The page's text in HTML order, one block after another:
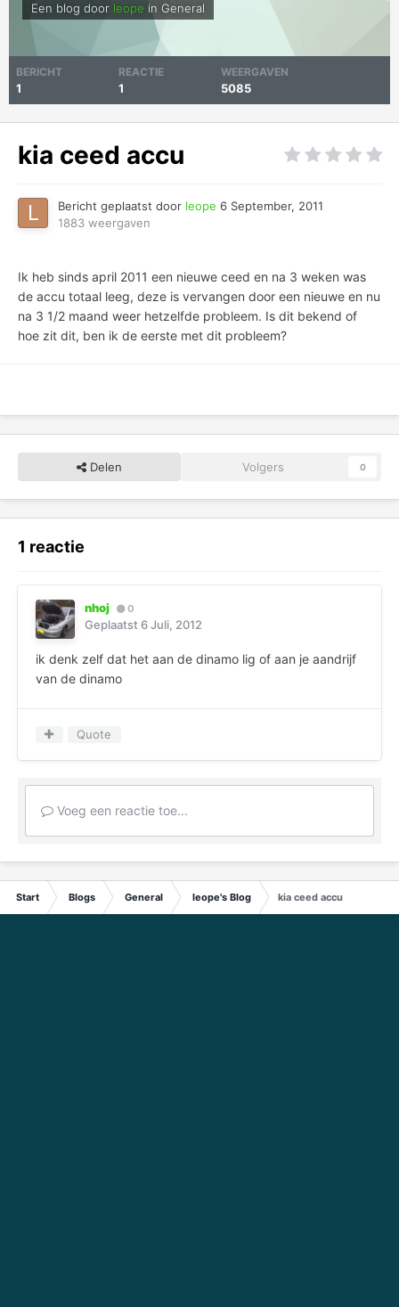
Een blog door leope in General
BERICHT
1
REACTIE
1
WEERGAVEN
5085
kia ceed accu
Bericht geplaatst door leope 6 September, 2011
1883 weergaven
Ik heb sinds april 2011 een nieuwe ceed en na 3 weken was
de accu totaal leeg, deze is vervangen door een nieuwe en nu
na 3 1/2 maand weer hetzelfde probleem. Is dit bekend of
hoe zit dit, ben ik de eerste met dit probleem?
Delen Volgers 0
1 reactie
nhoj 0
Geplaatst6 Juli, 2012
ik denk zelf dat het aan de dinamo lig of aan je aandrijf
van de dinamo
Quote
Voeg een reactie toe...
Start Blogs General leope's Blog kia ceed accu